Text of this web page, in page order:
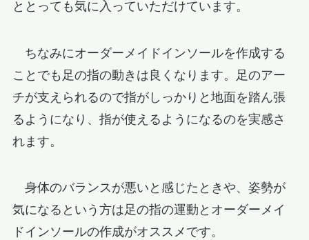
ととっても気に入っていただけています。
ちなみにオーダーメイドインソールを作成する
ことでも足の指の動きは良くなります。足のアー
チが支えられるので指がしっかりと地面を踏ん張
るようになり、指が使えるようになるのを実感さ
れます。
身体のバランスが悪いと感じたときや、姿勢が
気になるという方は足の指の運動とオーダーメイ
ドインソールの作成がオススメです。